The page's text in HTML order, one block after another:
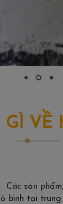
VỀ
Các sản
bình tại